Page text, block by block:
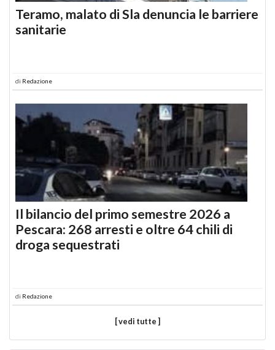
Teramo, malato di Sla denuncia le barriere
sanitarie
di Redazione
Il bilancio del primo semestre 2026 a
Pescara: 268 arresti e oltre 64 chili di
droga sequestrati
di Redazione
[ vedi tutte ]